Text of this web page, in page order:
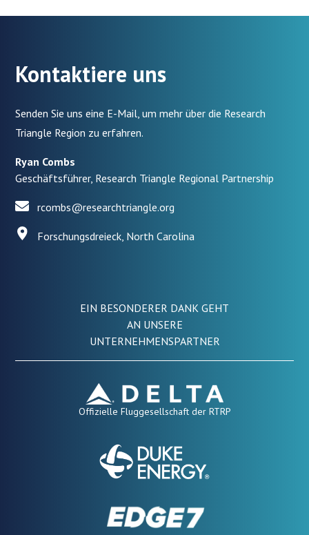
Kontaktiere uns
Senden Sie uns eine E-Mail, um mehr über die Research
Triangle Region zu erfahren.
Ryan Combs
Geschäftsführer, Research Triangle Regional Partnership
rcombs@researchtriangle.org
Forschungsdreieck, North Carolina
EIN BESONDERER DANK GEHT
AN UNSERE
UNTERNEHMENSPARTNER
Offizielle Fluggesellschaft der RTRP